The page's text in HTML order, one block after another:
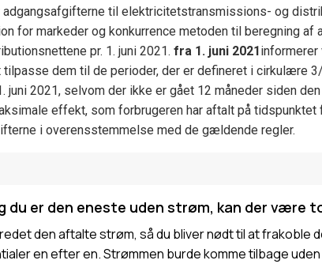
til elektricitetstransmissions- og
for markeder og konkurrence metoden til beregning af
pr. 1. juni 2021. fra 1. juni 2021informerer
tilpasse dem til de perioder, der er defineret i cirkulære
juni 2021, selvom der ikke er gået 12 måneder siden
effekt, som forbrugeren har aftalt på
i overensstemmelse med de gældende regler.
du er den eneste uden strøm, kan der være
den aftalte strøm, så du bliver nødt til at frakoble
en efter en. Strømmen burde komme tilbage